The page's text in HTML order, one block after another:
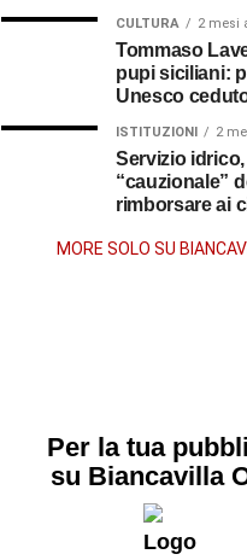
77
dopo
morte
CULTURA 2 mesi
Tommaso
pupi siciliani:
Unesco
ISTITUZIONI 2
Servizio
“cauzionale”
rimborsare ai
MORE SOLO SU
Per la tua
su Biancavilla